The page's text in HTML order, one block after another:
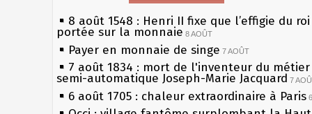
8 août 1548 : Henri II fixe que l’effigie du
portée sur la monnaie 8 AOÛT
Payer en monnaie de singe 7 AOÛT
7 août 1834 : mort de l'inventeur du
semi-automatique Joseph-Marie Jacquard 7
6 août 1705 : chaleur extraordinaire à Paris